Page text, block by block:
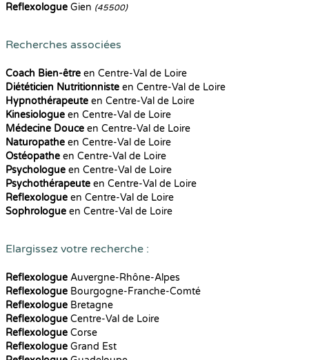
Reflexologue Gien (45500)
Recherches associées
Coach Bien-être en Centre-Val de Loire
Diététicien Nutritionniste en Centre-Val de Loire
Hypnothérapeute en Centre-Val de Loire
Kinesiologue en Centre-Val de Loire
Médecine Douce en Centre-Val de Loire
Naturopathe en Centre-Val de Loire
Ostéopathe en Centre-Val de Loire
Psychologue en Centre-Val de Loire
Psychothérapeute en Centre-Val de Loire
Reflexologue en Centre-Val de Loire
Sophrologue en Centre-Val de Loire
Elargissez votre recherche :
Reflexologue Auvergne-Rhône-Alpes
Reflexologue Bourgogne-Franche-Comté
Reflexologue Bretagne
Reflexologue Centre-Val de Loire
Reflexologue Corse
Reflexologue Grand Est